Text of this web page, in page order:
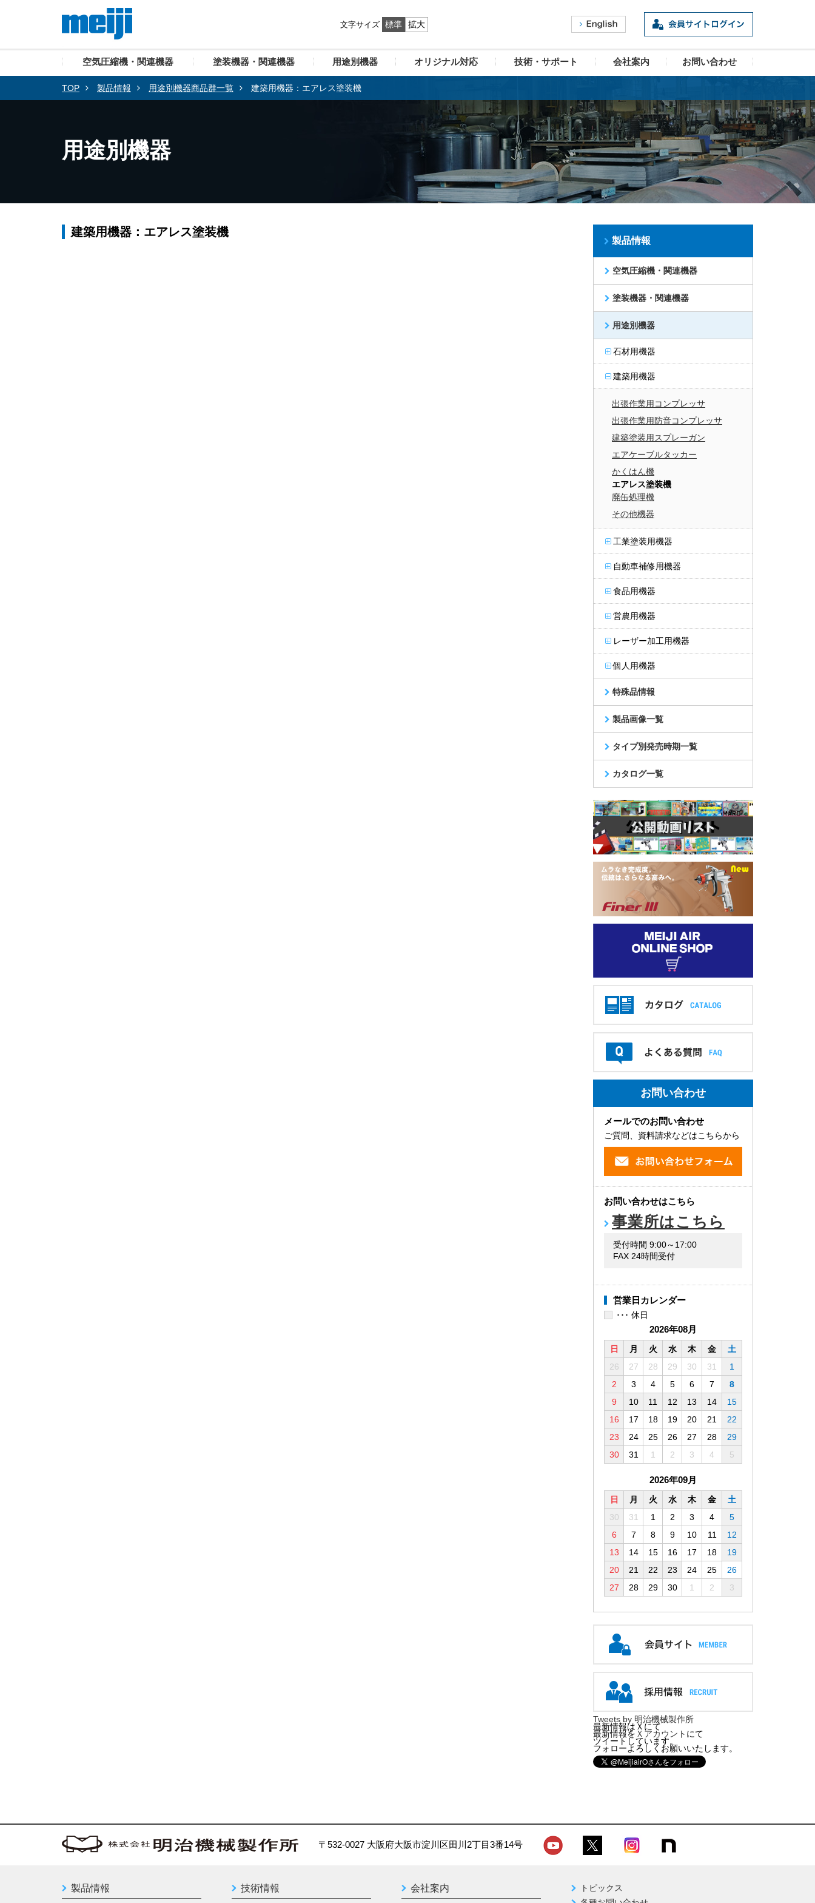
文字サイズ 標準 拡大
空気圧縮機・関連機器 塗装機器・関連機器 用途別機器 オリジナル対応 技術・サポート 会社案内 お問い合わせ
TOP 製品情報 用途別機器商品群一覧 建築用機器：エアレス塗装機
用途別機器
建築用機器：エアレス塗装機
製品情報
空気圧縮機・関連機器
塗装機器・関連機器
用途別機器
石材用機器
建築用機器
出張作業用コンプレッサ
出張作業用防音コンプレッサ
建築塗装用スプレーガン
エアケーブルタッカー
かくはん機
エアレス塗装機
廃缶処理機
その他機器
工業塗装用機器
自動車補修用機器
食品用機器
営農用機器
レーザー加工用機器
個人用機器
特殊品情報
製品画像一覧
タイプ別発売時期一覧
カタログ一覧
お問い合わせ
メールでのお問い合わせ
ご質問、資料請求などはこちらから
お問い合わせはこちら
事業所はこちら
受付時間 9:00～17:00
FAX 24時間受付
営業日カレンダー
･･･ 休日
2026年08月
日 月 火 水 木 金
土
26
27 28 29 30 31
1
2
3 4 5 6 7
8
9
10 11 12 13 14
15
16
17 18 19 20 21
22
23
24 25 26 27 28
29
30
31 1 2 3 4 5
2026年09月
日 月 火 水 木 金
土
30
31 1 2 3 4
5
6
7 8 9 10 11
12
13
14 15 16 17 18
19
20
21 22 23 24 25
26
27
28 29 30 1 2 3
Tweets by 明治機械製作所
最新情報はＸにて
最新情報を Ｘアカウント にて
ツイートしています。
フォローよろしくお願いいたします。
〒532-0027 大阪府大阪市淀川区田川2丁目3番14号
製品情報 技術情報 会社案内
トピックス